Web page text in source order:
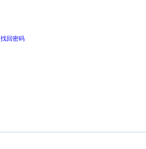
找回密码